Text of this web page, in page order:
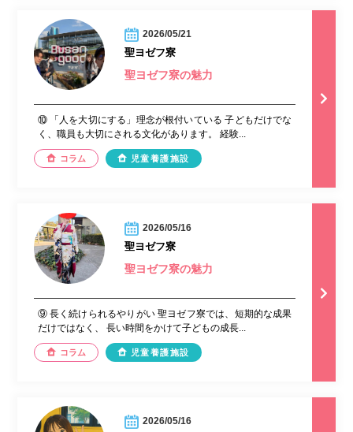
2026/05/21
聖ヨゼフ寮
聖ヨゼフ寮の魅力
⑩ 「人を大切にする」理念が根付いている 子どもだけでな
く、職員も大切にされる文化があります。 経験...
コラム 児童養護施設
2026/05/16
聖ヨゼフ寮
聖ヨゼフ寮の魅力
⑨ 長く続けられるやりがい 聖ヨゼフ寮では、短期的な成果
だけではなく、 長い時間をかけて子どもの成長...
コラム 児童養護施設
2026/05/16